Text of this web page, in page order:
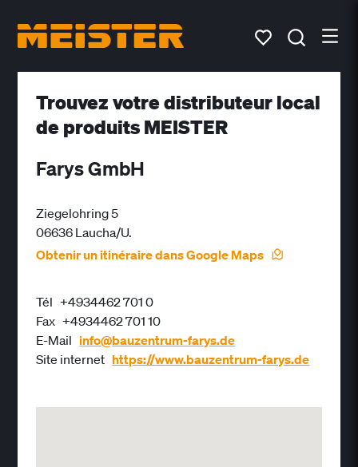
Trouvez votre distributeur local
de produits MEISTER
Farys GmbH
Ziegelohring 5
06636 Laucha/U.
Obtenir un itinéraire dans Google Maps
Tél +4934462 701 0
Fax +4934462 701 10
E-Mail info@bauzentrum-farys.de
Site internet https://www.bauzentrum-farys.de